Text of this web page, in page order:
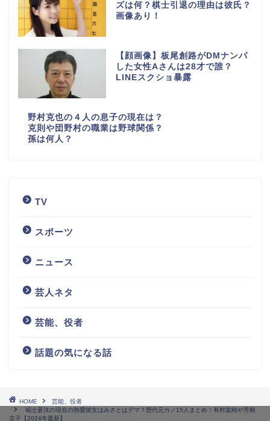
ズは何？棋士引退の理由は彼氏？
画像あり！
【顔画像】板尾創路がDMナンパ
した女性Aさんは28才で誰？
LINEスクショ暴露
野村克也の４人の息子の現在は？
克則や団野村の職業は野球関係？
孫は何人？
TV
スポーツ
ニュース
芸人ネタ
芸能、役者
話題の気になる話
HOME
芸能、役者
福士蒼汰の現在の熱愛彼女はみさとはデマ？歴代元カノ15人まとめ！有村架純や芳根
京子【2024年最新】